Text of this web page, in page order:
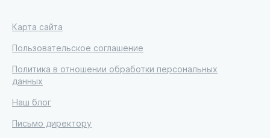
Карта сайта
Пользовательское соглашение
Политика в отношении обработки персональных
данных
Наш блог
Письмо директору